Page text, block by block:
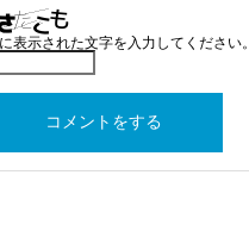
表示された文字を入力してください。